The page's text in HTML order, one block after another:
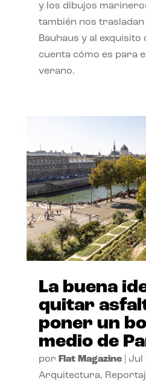
y los dibujos
también nos
Bauhaus y al exquisito
cuenta cómo es para
verano.
La buena
quitar
poner un
medio de
por Flat Magazine| Jul
Arquitectura,